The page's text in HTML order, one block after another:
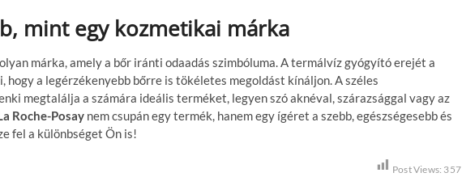
mint egy kozmetikai márka
márka, amely a bőr iránti odaadás szimbóluma. A termálvíz gyógyító erejét a
a legérzékenyebb bőrre is tökéletes megoldást kínáljon. A széles
megtalálja a számára ideális terméket, legyen szó aknéval, szárazsággal vagy az
Roche-Posay nem csupán egy termék, hanem egy ígéret a szebb, egészségesebb és
fel a különbséget Ön is!
Post Views: 357